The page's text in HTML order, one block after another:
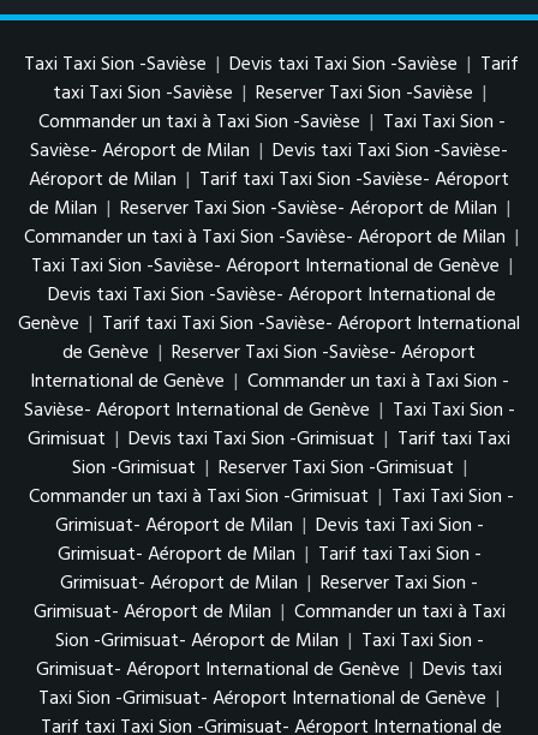
Taxi Taxi Sion -Savièse | Devis taxi Taxi Sion -Savièse | Tarif
taxi Taxi Sion -Savièse | Reserver Taxi Sion -Savièse |
Commander un taxi à Taxi Sion -Savièse | Taxi Taxi Sion -
Savièse- Aéroport de Milan | Devis taxi Taxi Sion -Savièse-
Aéroport de Milan | Tarif taxi Taxi Sion -Savièse- Aéroport
de Milan | Reserver Taxi Sion -Savièse- Aéroport de Milan |
Commander un taxi à Taxi Sion -Savièse- Aéroport de Milan |
Taxi Taxi Sion -Savièse- Aéroport International de Genève |
Devis taxi Taxi Sion -Savièse- Aéroport International de
Genève | Tarif taxi Taxi Sion -Savièse- Aéroport International
de Genève | Reserver Taxi Sion -Savièse- Aéroport
International de Genève | Commander un taxi à Taxi Sion -
Savièse- Aéroport International de Genève | Taxi Taxi Sion -
Grimisuat | Devis taxi Taxi Sion -Grimisuat | Tarif taxi Taxi
Sion -Grimisuat | Reserver Taxi Sion -Grimisuat |
Commander un taxi à Taxi Sion -Grimisuat | Taxi Taxi Sion -
Grimisuat- Aéroport de Milan | Devis taxi Taxi Sion -
Grimisuat- Aéroport de Milan | Tarif taxi Taxi Sion -
Grimisuat- Aéroport de Milan | Reserver Taxi Sion -
Grimisuat- Aéroport de Milan | Commander un taxi à Taxi
Sion -Grimisuat- Aéroport de Milan | Taxi Taxi Sion -
Grimisuat- Aéroport International de Genève | Devis taxi
Taxi Sion -Grimisuat- Aéroport International de Genève |
Tarif taxi Taxi Sion -Grimisuat- Aéroport International de